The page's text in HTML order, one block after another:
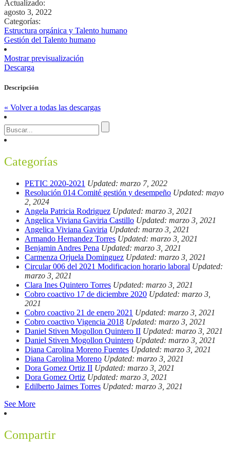
Actualizado:
agosto 3, 2022
Categorías:
Estructura orgánica y Talento humano
Gestión del Talento humano
Mostrar previsualización
Descarga
Descripción
« Volver a todas las descargas
Categorías
PETIC 2020-2021 Updated: marzo 7, 2022
Resolución 014 Comité gestión y desempeño Updated: mayo
2, 2024
Angela Patricia Rodriguez Updated: marzo 3, 2021
Angelica Viviana Gaviria Castillo Updated: marzo 3, 2021
Angelica Viviana Gaviria Updated: marzo 3, 2021
Armando Hernandez Torres Updated: marzo 3, 2021
Benjamin Andres Pena Updated: marzo 3, 2021
Carmenza Orjuela Dominguez Updated: marzo 3, 2021
Circular 006 del 2021 Modificacion horario laboral Updated:
marzo 3, 2021
Clara Ines Quintero Torres Updated: marzo 3, 2021
Cobro coactivo 17 de diciembre 2020 Updated: marzo 3,
2021
Cobro coactivo 21 de enero 2021 Updated: marzo 3, 2021
Cobro coactivo Vigencia 2018 Updated: marzo 3, 2021
Daniel Stiven Mogollon Quintero II Updated: marzo 3, 2021
Daniel Stiven Mogollon Quintero Updated: marzo 3, 2021
Diana Carolina Moreno Fuentes Updated: marzo 3, 2021
Diana Carolina Moreno Updated: marzo 3, 2021
Dora Gomez Ortiz II Updated: marzo 3, 2021
Dora Gomez Ortiz Updated: marzo 3, 2021
Edilberto Jaimes Torres Updated: marzo 3, 2021
See More
Compartir